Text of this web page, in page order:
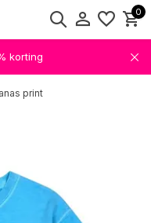
0
korting
print